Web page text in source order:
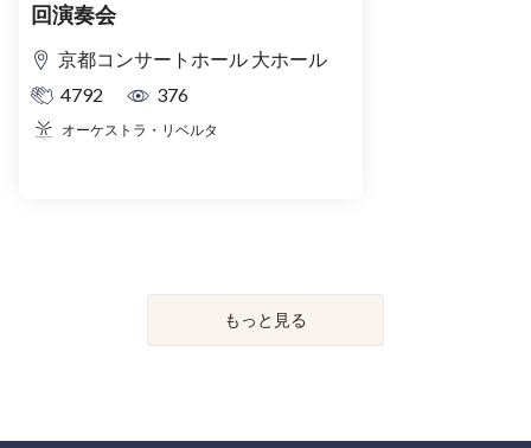
回演奏会
京都コンサートホール 大ホール
4792
376
オーケストラ・リベルタ
もっと見る